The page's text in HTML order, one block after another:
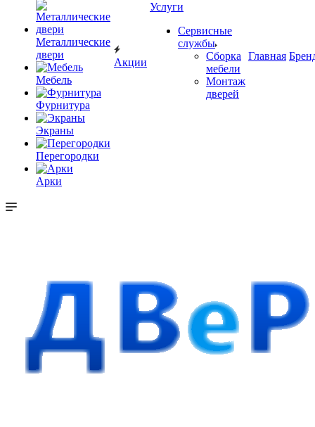
Металлические
двери
Мебель
Фурнитура
Экраны
Перегородки
Арки
Акции
Услуги
Сервисные
службы
Сборка
мебели
Монтаж
дверей
Главная